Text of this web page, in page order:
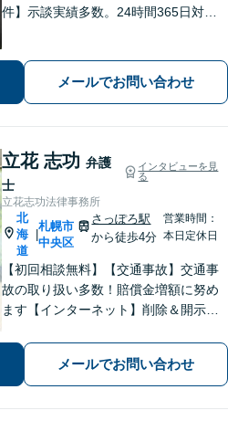
件】示談実績多数。24時間365日対応
経験あり。【バスセンター前駅3番出口
徒歩1分】
メールでお問い合わせ
立花 志功 弁護
士
インタビューを見
る
立花志功法律事務所
北
海
道
札幌市
中央区
さっぽろ駅
から徒歩4分
営業時間：
本日定休日
【初回相談無料】【交通事故】交通事
故の取り扱い多数！賠償金増額に努め
ます【インターネット】削除＆開示請
事事件】超速対応！【電話・メール相
談可】【大通駅／札幌駅5分】
メールでお問い合わせ